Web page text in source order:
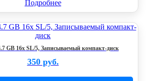
Подробнее
GB 16x SL/5, Записываемый компакт-диск
350 руб.